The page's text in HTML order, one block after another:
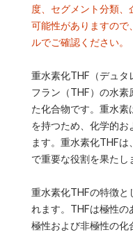
度、セグメント分類
可能性がありますので
ルでご確認ください。
重水素化THF（デュタ
フラン（THF）の水素
た化合物です。重水
を持つため、化学的お
ます。重水素化THF
で重要な役割を果たし
重水素化THFの特徴と
れます。THFは極性の
極性および非極性の化